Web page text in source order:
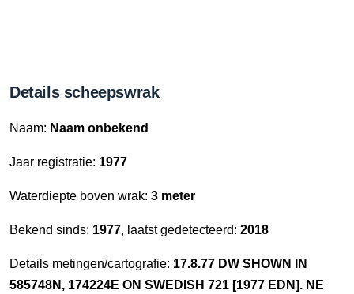
Details scheepswrak
Naam: Naam onbekend
Jaar registratie: 1977
Waterdiepte boven wrak: 3 meter
Bekend sinds: 1977, laatst gedetecteerd: 2018
Details metingen/cartografie: 17.8.77 DW SHOWN IN
585748N, 174224E ON SWEDISH 721 [1977 EDN]. NE